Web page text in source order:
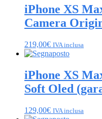
iPhone XS
Camera
219,00€ IVA inclusa
iPhone XS
Soft Oled
129,00€ IVA inclusa